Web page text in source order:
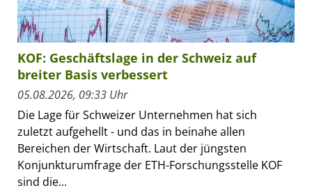
KOF: Geschäftslage in der Schweiz auf
breiter Basis verbessert
05.08.2026, 09:33 Uhr
Die Lage für Schweizer Unternehmen hat sich
zuletzt aufgehellt - und das in beinahe allen
Bereichen der Wirtschaft. Laut der jüngsten
Konjunkturumfrage der ETH-Forschungsstelle KOF
sind die...